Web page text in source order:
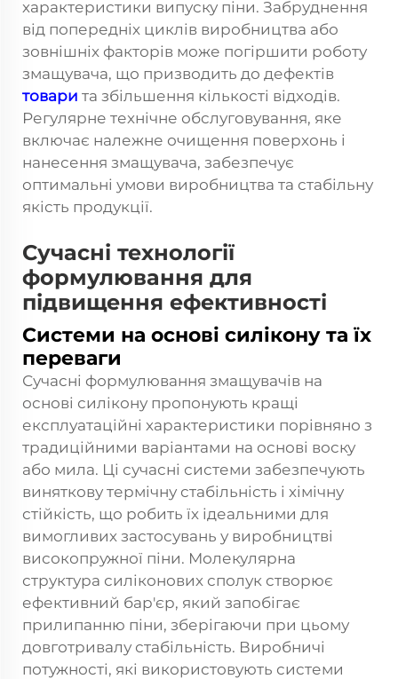
характеристики випуску піни. Забруднення
від попередніх циклів виробництва або
зовнішніх факторів може погіршити роботу
змащувача, що призводить до дефектів
товари та збільшення кількості відходів.
Регулярне технічне обслуговування, яке
включає належне очищення поверхонь і
нанесення змащувача, забезпечує
оптимальні умови виробництва та стабільну
якість продукції.
Сучасні технології
формулювання для
підвищення ефективності
Системи на основі силікону та їх
переваги
Сучасні формулювання змащувачів на
основі силікону пропонують кращі
експлуатаційні характеристики порівняно з
традиційними варіантами на основі воску
або мила. Ці сучасні системи забезпечують
виняткову термічну стабільність і хімічну
стійкість, що робить їх ідеальними для
вимогливих застосувань у виробництві
високопружної піни. Молекулярна
структура силіконових сполук створює
ефективний бар'єр, який запобігає
прилипанню піни, зберігаючи при цьому
довготривалу стабільність. Виробничі
потужності, які використовують системи